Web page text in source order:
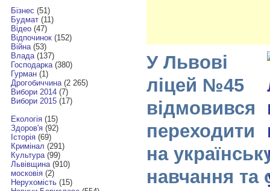
Бізнес (51)
Будмат(11)
Відео(47)
Відпочинок(152)
Війна(53)
Влада(137)
Господарка(380)
Гурман(1)
Дрогобиччина(2 265)
Вибори 2014(7)
Вибори 2015(17)
Екологія(15)
Здоров'я(92)
Історія(69)
Кримінал (291)
Культура(99)
Львівщина(910)
московія(2)
Нерухомість(15)
У Львові
ліцей №45
відмовився
переходити
на
навчання та